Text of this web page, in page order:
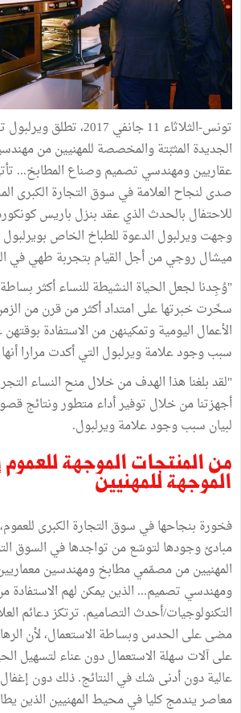
تونس-الثلاثاء جانفي ،تطلقويرلبول
الجديدة المثبّتةوالمخصصة للمهنيينمن
عقاريينومهندسي تصميموصناع المطابخ...
صدى لنجاح العلامةفي سوق التجارة الكبرى
للاحتفال بالحدث الذيعقدبنزل باريس
وجهتويرلبول الدعوة للطباخ الخاص بويرلبول
ميشال روجيمنأجل القيام بتجربة طهيفي
"وُجِدنا لجعل الحياة النشيطة للنساءأكثربساطة
سخّرتخبرتهاعلى امتدادأكثرمنقرنمن
الأعمال اليوميةوتمكينهنمن الاستفادة بوقتهن
سببوجودعلامةويرلبول التيأكدتمراراأنها
"لقدبلغنا هذا الهدفمنخلالمنح النساء
أجهزتنامنخلال توفيرأداءمتطورونتائج
لبيان سببوجودعلامةويرلبول.
من المنتجات الموجهة للعموم
الموجهة للمهنيين
فخورة بنجاحهافي سوق التجارة الكبرى للعموم،
مبادئوجودها لتوسّعمن تواجدهافي السوق
المهنيينمنمصمّميمطابخومهندسين
ومهندسي تصميم... الذين يمكن لهم الاستفادة
التكنولوجيات/أحدث التصاميم. ترتكزدعائم
مضىعلى الحدسوبساطة الاستعمال،لأن
علىآلات سهلة الاستعمالدونعناء لتسهيل
عاليةدونأدنى شكفي النتائج.ذلكدون إغفال
معاصريندمجكليافيمحيط المهنيين الذين